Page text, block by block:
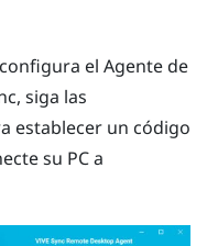
el Agente de
, siga las
establecer un código
su PC a